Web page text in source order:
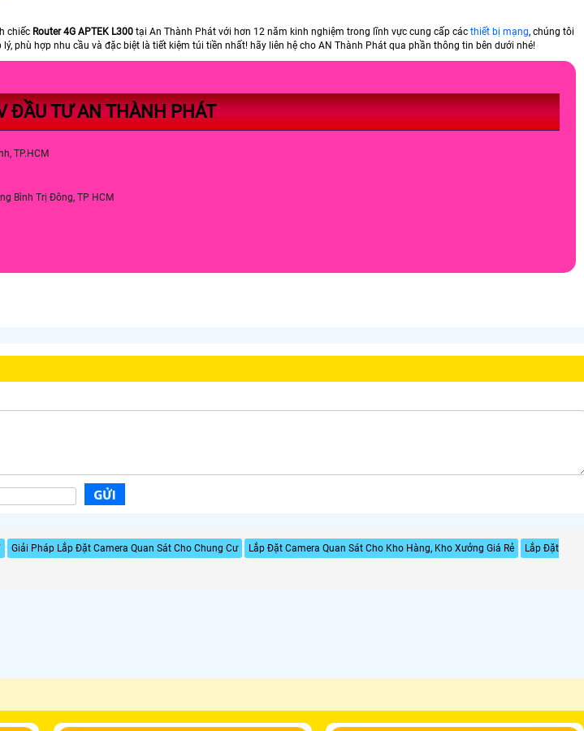
chiếc Router 4G APTEK L300 tại An Thành Phát với hơn 12 năm kinh nghiệm trong lĩnh vực cung cấp các thiết bị mạng, chúng tôi
phù hợp nhu cầu và đặc biệt là tiết kiệm túi tiền nhất! hãy liên hệ cho AN Thành Phát qua phần thông tin bên dưới nhé!
ĐẦU TƯ AN THÀNH PHÁT
TP.HCM
Bình Trị Đông, TP HCM
Giải Pháp Lắp Đặt Camera Quan Sát Cho Chung Cư Lắp Đặt Camera Quan Sát Cho Kho Hàng, Kho Xưởng Giá Rẻ
Lắp Đặt